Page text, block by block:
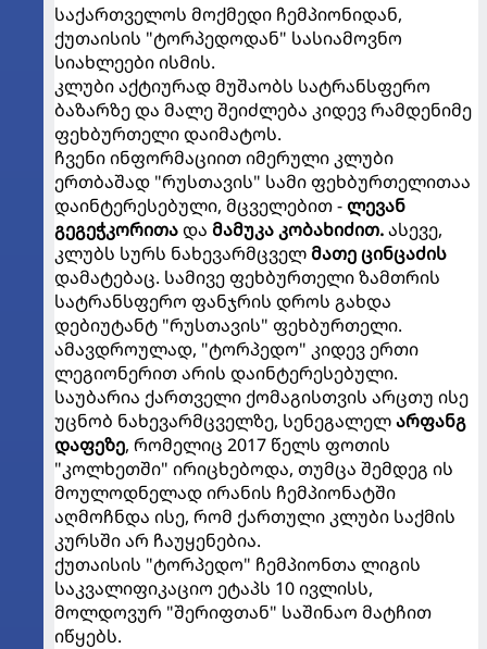
საქართველოს მოქმედი ჩემპიონიდან,
ქუთაისის "ტორპედოდან" სასიამოვნო
სიახლეები ისმის.
კლუბი აქტიურად მუშაობს სატრანსფერო
ბაზარზე და მალე შეიძლება კიდევ რამდენიმე
ფეხბურთელი დაიმატოს.
ჩვენი ინფორმაციით იმერული კლუბი
ერთბაშად "რუსთავის" სამი ფეხბურთელითაა
დაინტერესებული, მცველებით - ლევან
გეგეჭკორითადა მამუკა კობახიძით.ასევე,
კლუბს სურს ნახევარმცველმათე ცინცაძის
დამატებაც. სამივე ფეხბურთელი ზამთრის
სატრანსფერო ფანჯრის დროს გახდა
დებიუტანტ "რუსთავის" ფეხბურთელი.
ამავდროულად, "ტორპედო" კიდევ ერთი
ლეგიონერით არის დაინტერესებული.
საუბარია ქართველი ქომაგისთვის არცთუ ისე
უცნობ ნახევარმცველზე, სენეგალელარფანგ
დაფეზე, რომელიც 2017 წელს ფოთის
"კოლხეთში" ირიცხებოდა, თუმცა შემდეგ ის
მოულოდნელად ირანის ჩემპიონატში
აღმოჩნდა ისე, რომ ქართული კლუბი საქმის
კურსში არ ჩაუყენებია.
ქუთაისის "ტორპედო" ჩემპიონთა ლიგის
საკვალიფიკაციო ეტაპს 10 ივლისს,
მოლდოვურ "შერიფთან" საშინაო მატჩით
იწყებს.